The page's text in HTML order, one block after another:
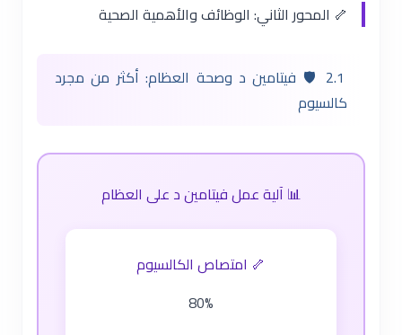
🦴 المحور الثاني: الوظائف والأهمية الصحية
2.1 🛡️ فيتامين د وصحة العظام: أكثر من مجرد
كالسيوم
📊 آلية عمل فيتامين د على العظام
🦴 امتصاص الكالسيوم
80%